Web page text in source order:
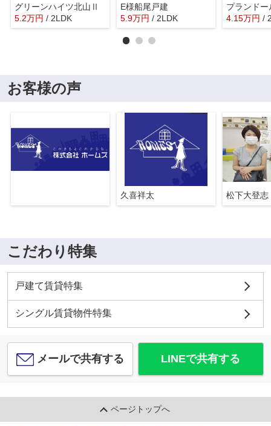
グリーンハイツ北山Ⅱ
5.2万円 / 2LDK
E様船尾戸建
5.9万円 / 2LDK
プランド
4.15万円 /
お客様の声
久喜祥太 松下大登志
こだわり特集
戸建て賃貸特集
シングル賃貸物件特集
メールで共有する LINEで共有する
ページトップへ